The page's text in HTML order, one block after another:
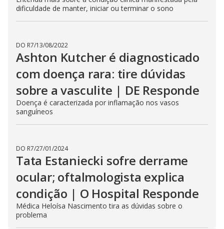
dificuldade de manter, iniciar ou terminar o sono
DO R7/13/08/2022
Ashton Kutcher é diagnosticado
com doença rara: tire dúvidas
sobre a vasculite | DE Responde
Doença é caracterizada por inflamação nos vasos
sanguíneos
DO R7/27/01/2024
Tata Estaniecki sofre derrame
ocular; oftalmologista explica
condição | O Hospital Responde
Médica Heloísa Nascimento tira as dúvidas sobre o
problema